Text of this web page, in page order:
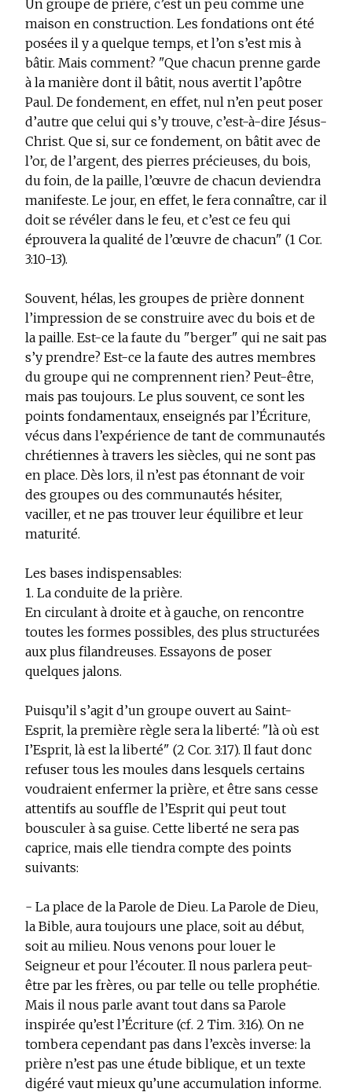
Un groupe de prière, c’est un peu comme une
maison en construction. Les fondations ont été
posées il y a quelque temps, et l’on s’est mis à
bâtir. Mais comment? "Que chacun prenne garde
à la manière dont il bâtit, nous avertit l’apôtre
Paul. De fondement, en effet, nul n’en peut poser
d’autre que celui qui s’y trouve, c’est-à-dire Jésus-
Christ. Que si, sur ce fondement, on bâtit avec de
l’or, de l’argent, des pierres précieuses, du bois,
du foin, de la paille, l’œuvre de chacun deviendra
manifeste. Le jour, en effet, le fera connaître, car il
doit se révéler dans le feu, et c’est ce feu qui
éprouvera la qualité de l’œuvre de chacun" (1 Cor.
3:10-13).
Souvent, hélas, les groupes de prière donnent
l’impression de se construire avec du bois et de
la paille. Est-ce la faute du "berger" qui ne sait pas
s’y prendre? Est-ce la faute des autres membres
du groupe qui ne comprennent rien? Peut-être,
mais pas toujours. Le plus souvent, ce sont les
points fondamentaux, enseignés par l’Écriture,
vécus dans l’expérience de tant de communautés
chrétiennes à travers les siècles, qui ne sont pas
en place. Dès lors, il n’est pas étonnant de voir
des groupes ou des communautés hésiter,
vaciller, et ne pas trouver leur équilibre et leur
maturité.
Les bases indispensables:
1. La conduite de la prière.
En circulant à droite et à gauche, on rencontre
toutes les formes possibles, des plus structurées
aux plus filandreuses. Essayons de poser
quelques jalons.
Puisqu’il s’agit d’un groupe ouvert au Saint-
Esprit, la première règle sera la liberté: "là où est
I’Esprit, là est la liberté" (2 Cor. 3:17). Il faut donc
refuser tous les moules dans lesquels certains
voudraient enfermer la prière, et être sans cesse
attentifs au souffle de l’Esprit qui peut tout
bousculer à sa guise. Cette liberté ne sera pas
caprice, mais elle tiendra compte des points
suivants:
- La place de la Parole de Dieu. La Parole de Dieu,
la Bible, aura toujours une place, soit au début,
soit au milieu. Nous venons pour louer le
Seigneur et pour l’écouter. Il nous parlera peut-
être par les frères, ou par telle ou telle prophétie.
Mais il nous parle avant tout dans sa Parole
inspirée qu’est l’Écriture (cf. 2 Tim. 3:16). On ne
tombera cependant pas dans l’excès inverse: la
prière n’est pas une étude biblique, et un texte
digéré vaut mieux qu’une accumulation informe.